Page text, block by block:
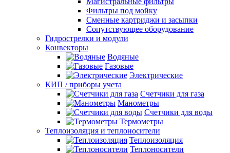
Фильтры под мойку
Сменные картриджи и засыпки
Сопутствующее оборудование
Гидрострелки и модули
Конвекторы
Водяные
Газовые
Электрические
КИП / приборы учета
Счетчики для газа
Манометры
Счетчики для воды
Термометры
Теплоизоляция и теплоносители
Теплоизоляция
Теплоносители